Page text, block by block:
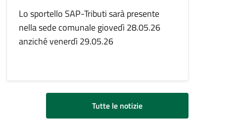
Lo sportello SAP-Tributi sarà presente
nella sede comunale giovedì 28.05.26
anziché venerdì 29.05.26
Tutte le notizie